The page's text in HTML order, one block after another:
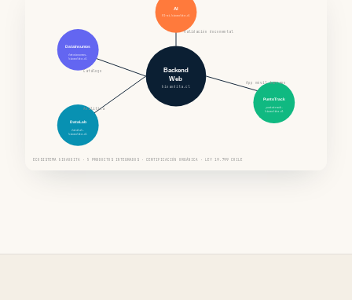
Backend
Web
bioaudita.cl
AI
01-ai.bioaudita.cl
Validación documental
DataInsumos
datainsumos.
bioaudita.cl
Catálogo
DataLab
datalab.
bioaudita.cl
Analítica
PuntoTrack
puntotrack.
bioaudita.cl
App móvil terreno
ECOSISTEMA BIOAUDITA · 5 PRODUCTOS INTEGRADOS · CERTIFICACIÓN ORGÁNICA · LEY 19.799 CHILE